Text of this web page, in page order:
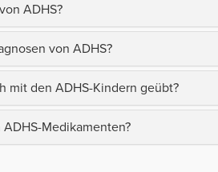
ADHS?
von ADHS?
mit den ADHS-Kindern geübt?
Medikamenten?